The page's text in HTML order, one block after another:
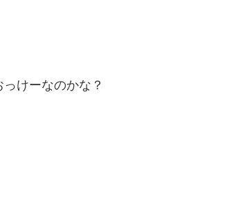
けーなのかな？